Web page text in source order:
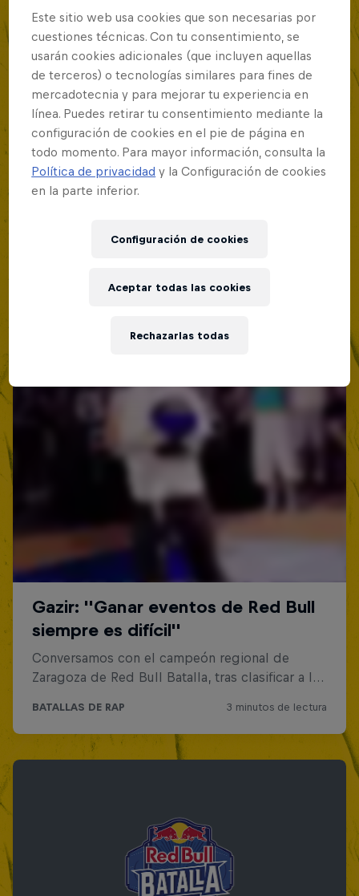
Red Bull Batalla Nueva Historia:
BATALLAS DE RAP
Este sitio web usa cookies que son necesarias por
cuestiones técnicas. Con tu consentimiento, se
usarán cookies adicionales (que incluyen aquellas
de terceros) o tecnologías similares para fines de
mercadotecnia y para mejorar tu experiencia en
línea. Puedes retirar tu consentimiento mediante la
configuración de cookies en el pie de página en
todo momento. Para mayor información, consulta la
Política de privacidad y la Configuración de cookies
en la parte inferior.
Configuración de cookies
Rechazarlas todas
Aceptar todas las cookies